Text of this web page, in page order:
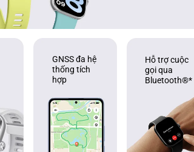
GNSS đa hệ
thống tích
hợp
Hỗ trợ cuộc
gọi qua
Bluetooth®*